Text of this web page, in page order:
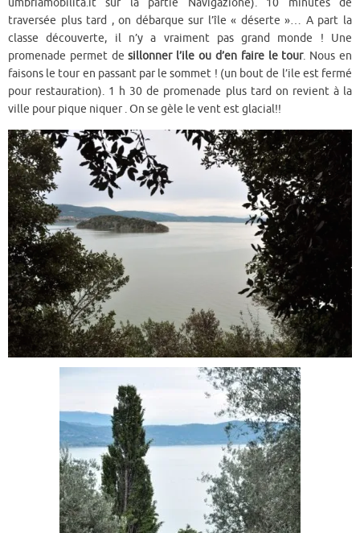
umbriamobilita.it sur la partie Navigazione). 10 minutes de
traversée plus tard , on débarque sur l’île « déserte »… A part la
classe découverte, il n’y a vraiment pas grand monde ! Une
promenade permet de sillonner l’ile ou d’en faire le tour. Nous en
faisons le tour en passant par le sommet ! (un bout de l’ile est fermé
pour restauration). 1 h 30 de promenade plus tard on revient à la
ville pour pique niquer . On se gèle le vent est glacial!!